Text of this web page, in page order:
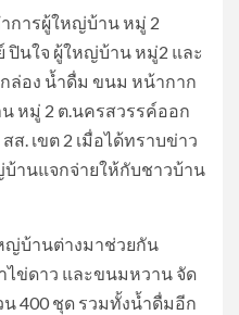
การผู้ใหญ่บ้าน หมู่ 2
ปินใจ ผู้ใหญ่บ้าน หมู่2 และ
ล่อง น้ำดื่ม ขนม หน้ากาก
หมู่ 2 ต.นครสวรรค์ออก
ส. เขต 2 เมื่อได้ทราบข่าว
านแจกจ่ายให้กับชาวบ้าน
ญ่บ้านต่างมาช่วยกัน
ไข่ดาว และขนมหวาน จัด
น 400 ชุด รวมทั้งน้ำดื่มอีก